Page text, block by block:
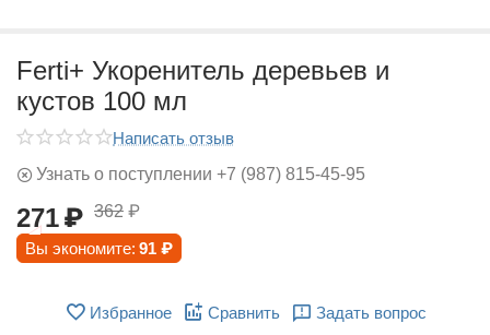
Ferti+ Укоренитель деревьев и
кустов 100 мл
Написать отзыв
Узнать о поступлении +7 (987) 815-45-95
271₽ 362 ₽
Вы экономите: 91 ₽
Избранное Сравнить Задать вопрос